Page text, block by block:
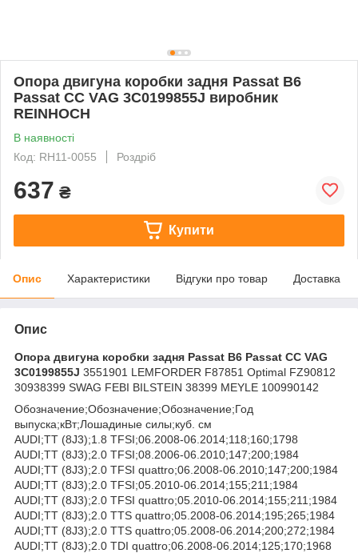
Опора двигуна коробки задня Passat B6
Passat CC VAG 3C0199855J виробник
REINHOCH
В наявності
Код: RH11-0055
Роздріб
637 ₴
Купити
Опис Характеристики Відгуки про товар Доставка
Опис
Опора двигуна коробки задня Passat B6 Passat CC VAG
3C0199855J 3551901 LEMFORDER F87851 Optimal FZ90812
30938399 SWAG FEBI BILSTEIN 38399 MEYLE 100990142
Обозначение;Обозначение;Обозначение;Год
выпуска;кВт;Лошадиные силы;куб. см
AUDI;TT (8J3);1.8 TFSI;06.2008-06.2014;118;160;1798
AUDI;TT (8J3);2.0 TFSI;08.2006-06.2010;147;200;1984
AUDI;TT (8J3);2.0 TFSI quattro;06.2008-06.2010;147;200;1984
AUDI;TT (8J3);2.0 TFSI;05.2010-06.2014;155;211;1984
AUDI;TT (8J3);2.0 TFSI quattro;05.2010-06.2014;155;211;1984
AUDI;TT (8J3);2.0 TTS quattro;05.2008-06.2014;195;265;1984
AUDI;TT (8J3);2.0 TTS quattro;05.2008-06.2014;200;272;1984
AUDI;TT (8J3);2.0 TDI quattro;06.2008-06.2014;125;170;1968